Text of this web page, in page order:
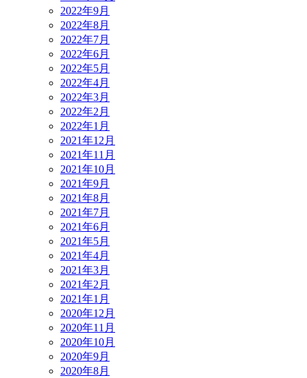
2022年9月
2022年8月
2022年7月
2022年6月
2022年5月
2022年4月
2022年3月
2022年2月
2022年1月
2021年12月
2021年11月
2021年10月
2021年9月
2021年8月
2021年7月
2021年6月
2021年5月
2021年4月
2021年3月
2021年2月
2021年1月
2020年12月
2020年11月
2020年10月
2020年9月
2020年8月